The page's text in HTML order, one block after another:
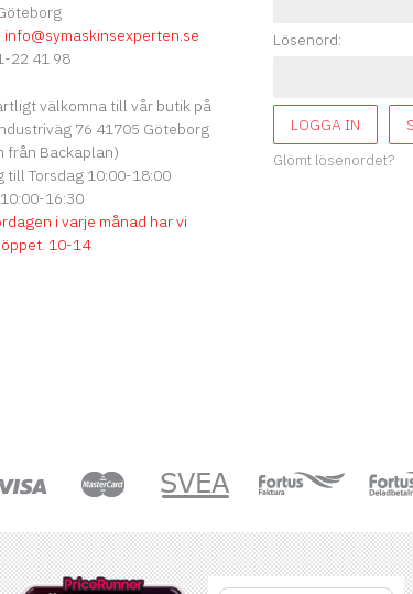
info@symaskinsexperten.se
22 41 98
välkomna till vår butik på
76 41705 Göteborg
från Backaplan)
till Torsdag 10:00-18:00
16:30
i varje månad har vi
. 10-14
Lösenord:
LOGGA IN
Glömt lösenordet?